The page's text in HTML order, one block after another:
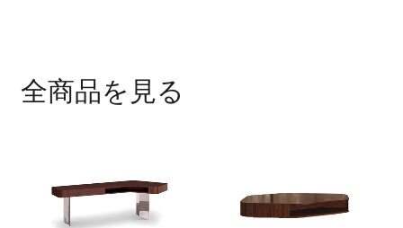
全商品を見る